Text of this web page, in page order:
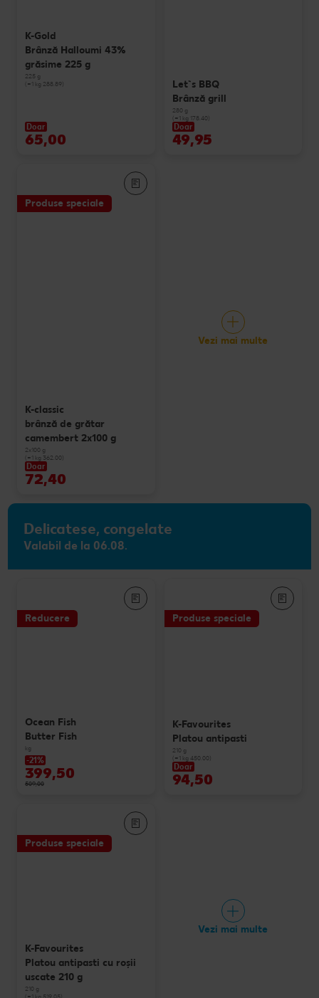
K-Gold
Brânză Halloumi 43%
grăsime 225 g
225 g
(=1 kg 288.89)
Doar
65,00
Let`s BBQ
Brânză grill
280 g
(=1 kg 178.40)
Doar
49,95
Produse speciale
K-classic
brânză de grătar
camembert 2x100 g
2x100 g
(=1 kg 362.00)
Doar
72,40
Vezi mai multe
Delicatese, congelate
Valabil de la 06.08.
Reducere
Ocean Fish
Butter Fish
kg
-21%
399,50
509,00
Produse speciale
K-Favourites
Platou antipasti
210 g
(=1 kg 450.00)
Doar
94,50
Produse speciale
K-Favourites
Platou antipasti cu roșii
uscate 210 g
210 g
(=1 kg 519.05)
Vezi mai multe